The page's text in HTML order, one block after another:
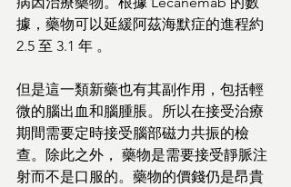
據，藥物可以延緩阿茲海默症的進程約
2.5 至 3.1 年 。
但是這一類新藥也有其副作用，包括輕
微的腦出血和腦腫脹。所以在接受治療
期間需要定時接受腦部磁力共振的檢
查。除此之外， 藥物是需要接受靜脈注
射而不是口服的。藥物的價錢仍是昂貴